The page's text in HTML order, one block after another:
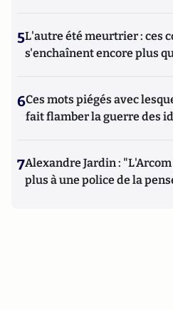
5L'autre été meurtrier : ces
s'enchaînent encore plus
6Ces mots piégés avec
fait flamber la guerre des
7Alexandre Jardin :
plus à une police de la